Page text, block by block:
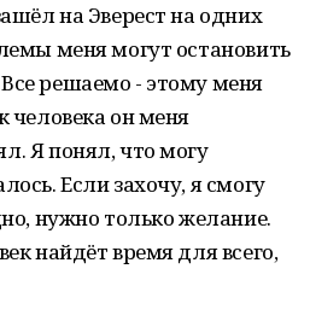
на Эверест на одних
меня могут остановить
решаемо - этому меня
человека он меня
Я понял, что могу
Если захочу, я смогу
нужно только желание.
найдёт время для всего,